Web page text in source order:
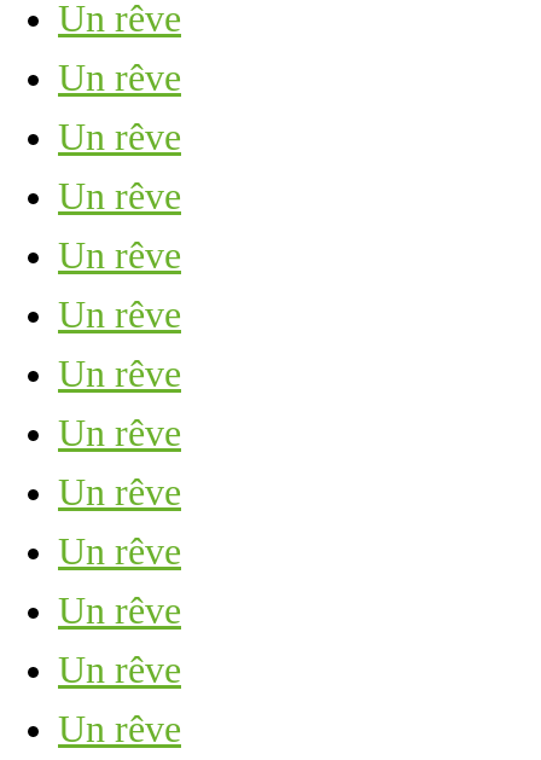
Un rêve
Un rêve
Un rêve
Un rêve
Un rêve
Un rêve
Un rêve
Un rêve
Un rêve
Un rêve
Un rêve
Un rêve
Un rêve